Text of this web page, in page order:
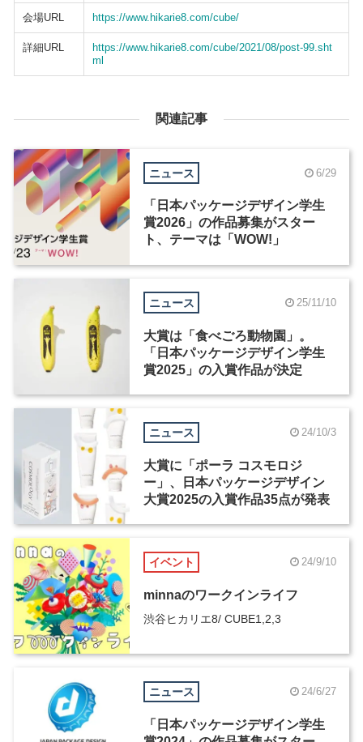
会場URL https://www.hikarie8.com/cube/
詳細URL
https://www.hikarie8.com/cube/2021/08/post-99.sht
ml
関連記事
ニュース 6/29
「日本パッケージデザイン学生
賞2026」の作品募集がスター
ト、テーマは「WOW!」
ニュース 25/11/10
大賞は「食べごろ動物園」。
「日本パッケージデザイン学生
賞2025」の入賞作品が決定
ニュース 24/10/3
大賞に「ポーラ コスモロジ
ー」、日本パッケージデザイン
大賞2025の入賞作品35点が発表
イベント 24/9/10
minnaのワークインライフ
渋谷ヒカリエ8/ CUBE1,2,3
ニュース 24/6/27
「日本パッケージデザイン学生